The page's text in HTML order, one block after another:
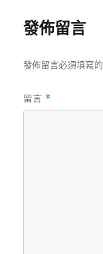
發佈留言
發佈留言必須填寫
留言 *